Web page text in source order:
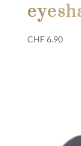
CHF6.90